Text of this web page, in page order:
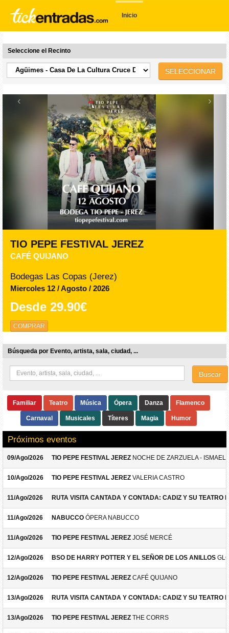
Inicio
Seleccione el Recinto
SELECCIONAR
‹ ›
TIO PEPE FESTIVAL JEREZ
CAFÉ QUIJANO
Bodegas Las Copas (Jerez)
Miercoles 12 / Agosto / 2026
Desde 29.90€
COMPRAR
Búsqueda por Evento, artista, sala, ciudad, ...
Buscar
Familiar Teatro Música Ópera Danza Flamenco
Carnaval Musicales Títeres Magia Humor
Próximos eventos
09/Ago/2026 TIO PEPE FESTIVAL JEREZ NOCHE DE ZARZUELA -
10/Ago/2026 TIO PEPE FESTIVAL JEREZ VALERIA CASTRO
11/Ago/2026 RUTA VISITA CANTADA Y CONTADA: CADIZ Y SU TEATRO
11/Ago/2026 NABUCCO ÓPERA NABUCCO
11/Ago/2026 TIO PEPE FESTIVAL JEREZ JOSÉ MERCÉ
12/Ago/2026 BSO DE HARRY POTTER Y EL SEÑOR DE LOS ANILLOS
12/Ago/2026 TIO PEPE FESTIVAL JEREZ CAFÉ QUIJANO
13/Ago/2026 RUTA VISITA CANTADA Y CONTADA: CADIZ Y SU TEATRO
13/Ago/2026 TIO PEPE FESTIVAL JEREZ THE CORRS